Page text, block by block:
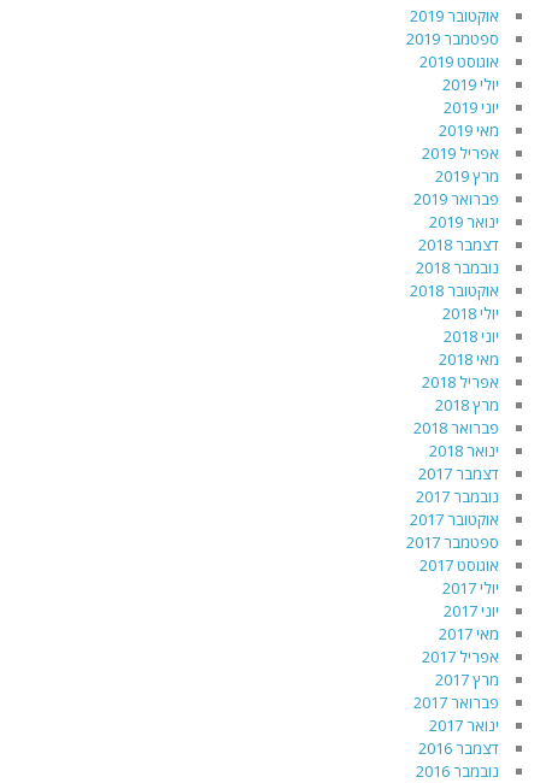
אוקטובר 2019
ספטמבר 2019
אוגוסט 2019
יולי 2019
יוני 2019
מאי 2019
אפריל 2019
מרץ 2019
פברואר 2019
ינואר 2019
דצמבר 2018
נובמבר 2018
אוקטובר 2018
יולי 2018
יוני 2018
מאי 2018
אפריל 2018
מרץ 2018
פברואר 2018
ינואר 2018
דצמבר 2017
נובמבר 2017
אוקטובר 2017
ספטמבר 2017
אוגוסט 2017
יולי 2017
יוני 2017
מאי 2017
אפריל 2017
מרץ 2017
פברואר 2017
ינואר 2017
דצמבר 2016
נובמבר 2016